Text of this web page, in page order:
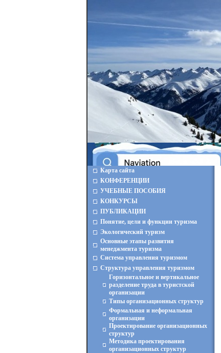
Карта сайта
КОНФЕРЕНЦИИ
УЧЕБНЫЕ ПОСОБИЯ
КОНКУРСЫ
ПУБЛИКАЦИИ
Понятие, цели и функции туризма
Экологический туризм
Основные этапы развития
менеджмента туризма
Система управления туризмом
Структура управления туризмом
Горизонтальное и вертикальное
разделение труда в туристской
организации
Типы организационных структур
Формальная и неформальная
организации
Проектирование организационных
структур
Методика проектирования
организационных структур